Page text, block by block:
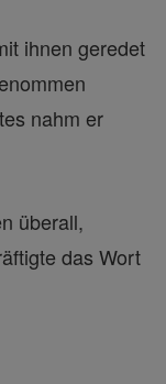
ihnen geredet
nahm er
überall,
das Wort